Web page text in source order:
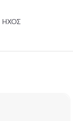
ΉΧΟΣ